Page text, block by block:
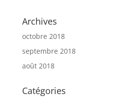
Archives
octobre 2018
septembre 2018
août 2018
Catégories